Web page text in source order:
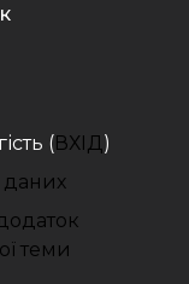
(ВХІД )
даних
теми